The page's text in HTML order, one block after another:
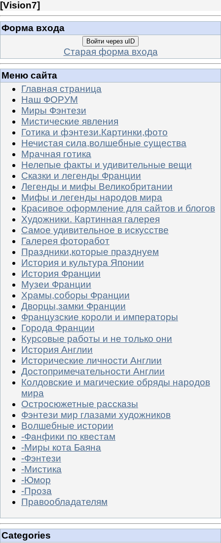
[Vision7]
Форма входа
Войти через uID
Старая форма входа
Меню сайта
Главная страница
Наш ФОРУМ
Миры Фэнтези
Мистические явления
Готика и фэнтези.Картинки,фото
Нечистая сила,волшебные существа
Мрачная готика
Нелепые факты и удивительные вещи
Сказки и легенды Франции
Легенды и мифы Великобритании
Мифы и легенды народов мира
Красивое оформление для сайтов и блогов
Художники. Картинная галерея
Самое удивительное в искусстве
Галерея фоторабот
Праздники,которые празднуем
История и культура Японии
История Франции
Музеи Франции
Храмы,соборы Франции
Дворцы,замки Франции
Французские короли и императоры
Города Франции
Курсовые работы и не только они
История Англии
Исторические личности Англии
Достопримечательности Англии
Колдовские и магические обряды народов
мира
Остросюжетные рассказы
Фэнтези мир глазами художников
Волшебные истории
-Фанфики по квестам
-Миры кота Баяна
-Фэнтези
-Мистика
-Юмор
-Проза
Правообладателям
Categories